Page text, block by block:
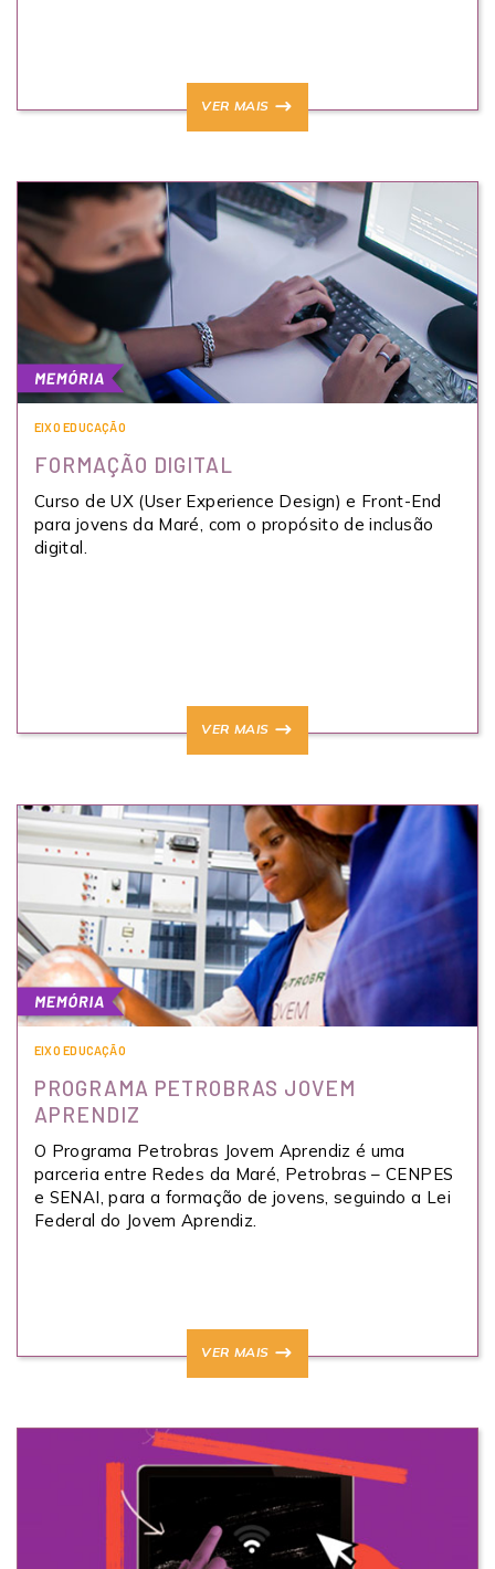
VER MAIS
EIXO EDUCAÇÃO
FORMAÇÃO DIGITAL
Curso de UX (User Experience Design) e Front-End
para jovens da Maré, com o propósito de inclusão
digital.
VER MAIS
EIXO EDUCAÇÃO
PROGRAMA PETROBRAS JOVEM
APRENDIZ
O Programa Petrobras Jovem Aprendiz é uma
parceria entre Redes da Maré, Petrobras – CENPES
e SENAI, para a formação de jovens, seguindo a Lei
Federal do Jovem Aprendiz.
VER MAIS